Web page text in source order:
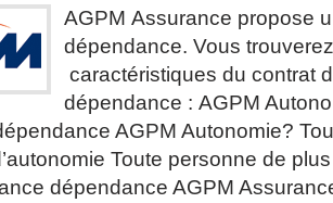
AGPM Assurance propose
dépendance. Vous
caractéristiques du contrat
dépendance : AGPM
AGPM Autonomie?
Toute personne de
dépendance AGPM